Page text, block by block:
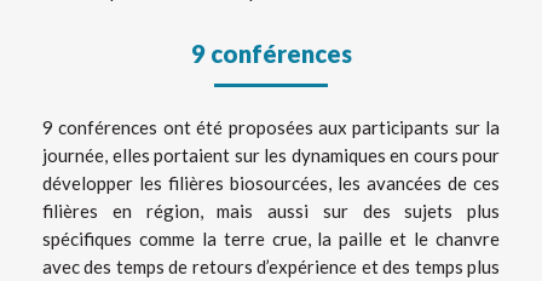
9 conférences
9 conférences ont été proposées aux participants sur la
journée, elles portaient sur les dynamiques en cours pour
développer les filières biosourcées, les avancées de ces
filières en région, mais aussi sur des sujets plus
spécifiques comme la terre crue, la paille et le chanvre
avec des temps de retours d’expérience et des temps plus